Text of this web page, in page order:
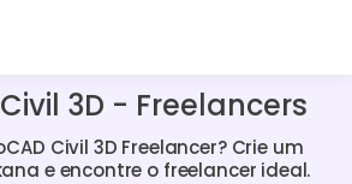
3D - Freelancers
Civil 3D Freelancer? Crie um
e encontre o freelancer ideal.